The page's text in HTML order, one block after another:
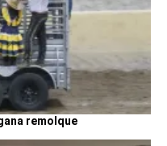
remolque